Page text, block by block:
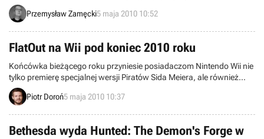
komputery osobiste oraz konsole PS2, PSP, PS3 i Xbox 360. Dane
pochodzą z okresu pomiędzy 26 kwietnia a 2 maja i zostały zebrane
Przemysław Zamęcki5 maja 2010 10:52
FlatOut na Wii pod koniec 2010 roku
Końcówka bieżącego roku przyniesie posiadaczom Nintendo Wii nie
tylko premierę specjalnej wersji Piratów Sida Meiera, ale również
nową odsłonę cyklu FlatOut. Według zapewnień twórców produkcja
zadowoli wszystkich miłośników zręcznościowych gier
Piotr Doroń5 maja 2010 10:37
Bethesda wyda Hunted: The Demon's Forge w